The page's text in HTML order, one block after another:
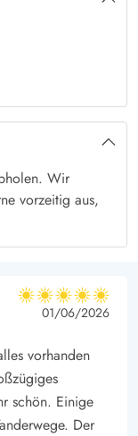
unter der
von April bis
Verfügung. Am
Tag auf der
lassen.
der
weit entfernt.
unmittelbarer
Natur verbringt,
Safe
Laptop und
Wir
vorzeitig aus,
5 von 5
5 von 5
5 out of 5
01/06/2026
vorhanden
schön. Einige
Der